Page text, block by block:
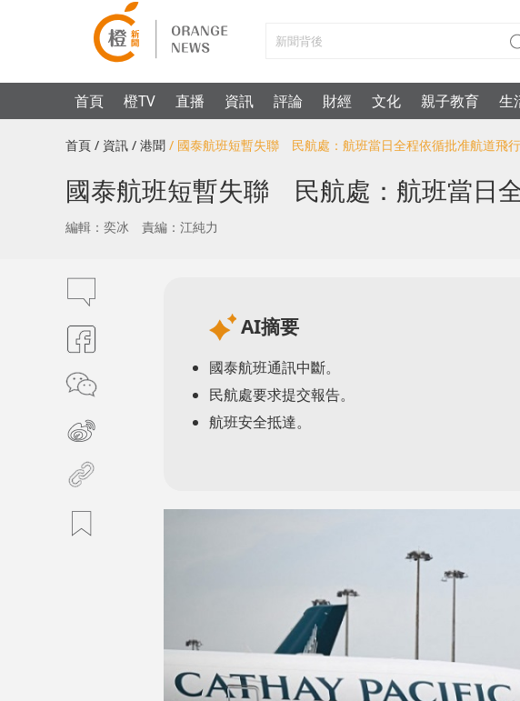
首頁 橙TV 直播 資訊 評論 財經 文化 親子教育 生
首頁 / 資訊 / 港聞 / 國泰航班短暫失聯 民航處：航班當日全程依循批准航道飛行
國泰航班短暫失聯 民航處：航班當日
編輯：奕冰 責編：江純力
AI摘要
國泰航班通訊中斷。
民航處要求提交報告。
航班安全抵達。